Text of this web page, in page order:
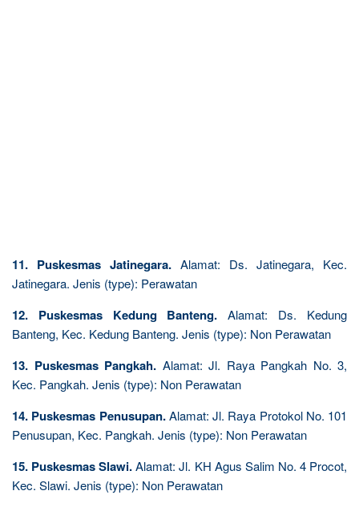
11. Puskesmas Jatinegara. Alamat: Ds. Jatinegara, Kec.
Jatinegara. Jenis (type): Perawatan
12. Puskesmas Kedung Banteng. Alamat: Ds. Kedung
Banteng, Kec. Kedung Banteng. Jenis (type): Non Perawatan
13. Puskesmas Pangkah. Alamat: Jl. Raya Pangkah No. 3,
Kec. Pangkah. Jenis (type): Non Perawatan
14. Puskesmas Penusupan.Alamat: Jl. Raya Protokol No. 101
Penusupan, Kec. Pangkah. Jenis (type): Non Perawatan
15. Puskesmas Slawi.Alamat: Jl. KH Agus Salim No. 4 Procot,
Kec. Slawi. Jenis (type): Non Perawatan